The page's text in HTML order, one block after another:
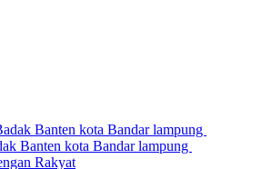
Banten kota Bandar lampung